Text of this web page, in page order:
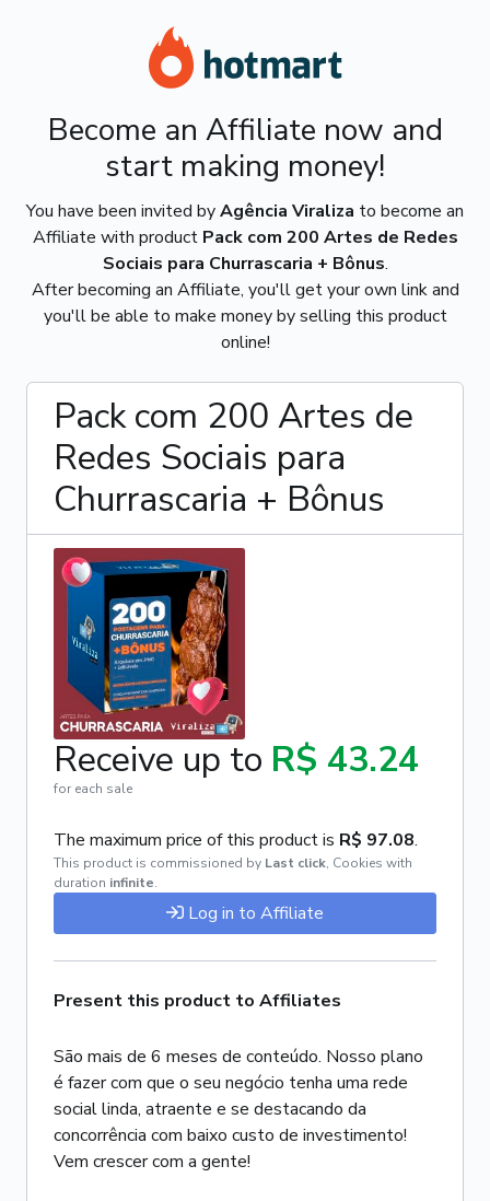
Become an Affiliate now and
start making money!
You have been invited byAgência Viraliza to become an
Affiliate with product Pack com 200 Artes de Redes
Sociais para Churrascaria + Bônus.
After becoming an Affiliate, you'll get your own link and
you'll be able to make money by selling this product
online!
Pack com 200 Artes de
Redes Sociais para
Churrascaria + Bônus
Receive up to R$ 43.24
for each sale
The maximum price of this product is R$ 97.08.
This product is commissioned by Last click, Cookies with
duration infinite.
Log in to Affiliate
Present this product to Affiliates
São mais de 6 meses de conteúdo. Nosso plano
é fazer com que o seu negócio tenha uma rede
social linda, atraente e se destacando da
concorrência com baixo custo de investimento!
Vem crescer com a gente!